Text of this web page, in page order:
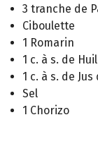
3 tranche de
Ciboulette
1 Romarin
1 c. à s. de
1 c. à s. de
Sel
1 Chorizo